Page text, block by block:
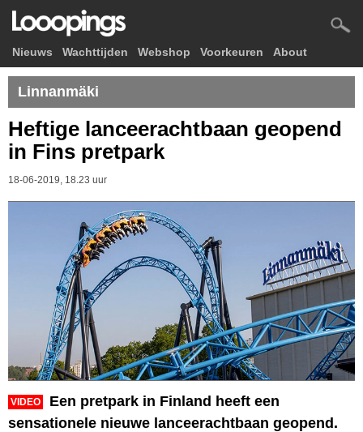
Nieuws Wachttijden Webshop Voorkeuren About
Linnanmäki
Heftige lanceerachtbaan geopend
in Fins pretpark
18-06-2019, 18.23 uur
VIDEO
Een pretpark in Finland heeft een
sensationele nieuwe lanceerachtbaan geopend.